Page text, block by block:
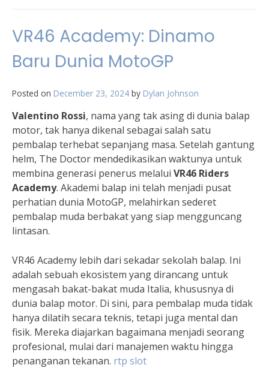
VR46 Academy: Dinamo
Baru Dunia MotoGP
Posted on December 23, 2024 by Dylan Johnson
Valentino Rossi, nama yang tak asing di dunia balap
motor, tak hanya dikenal sebagai salah satu
pembalap terhebat sepanjang masa. Setelah gantung
helm, The Doctor mendedikasikan waktunya untuk
membina generasi penerus melalui VR46 Riders
Academy. Akademi balap ini telah menjadi pusat
perhatian dunia MotoGP, melahirkan sederet
pembalap muda berbakat yang siap mengguncang
lintasan.
VR46 Academy lebih dari sekadar sekolah balap. Ini
adalah sebuah ekosistem yang dirancang untuk
mengasah bakat-bakat muda Italia, khususnya di
dunia balap motor. Di sini, para pembalap muda tidak
hanya dilatih secara teknis, tetapi juga mental dan
fisik. Mereka diajarkan bagaimana menjadi seorang
profesional, mulai dari manajemen waktu hingga
penanganan tekanan. rtp slot